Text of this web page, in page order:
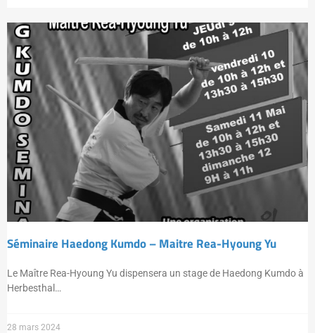
Séminaire Haedong Kumdo – Maitre Rea-Hyoung Yu
Le Maître Rea-Hyoung Yu dispensera un stage de Haedong Kumdo à
Herbesthal…
28 mars 2024